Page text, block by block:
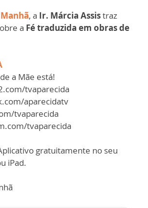
, a Ir. Márcia Assistraz
a Fé traduzida em obras de
a Mãe está!
tvaparecida
aparecidatv
tvaparecida
tvaparecida
gratuitamente no seu
iPad.